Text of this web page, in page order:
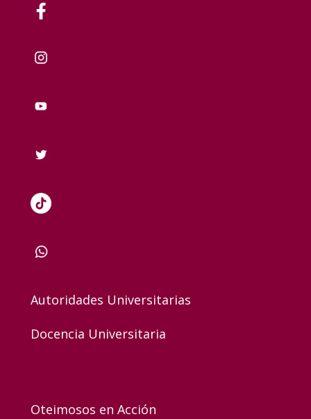
Autoridades Universitarias
Docencia Universitaria
Oteimosos en Acción